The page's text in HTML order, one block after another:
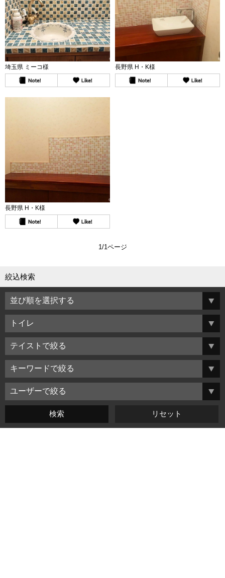
埼玉県 ミーコ様 長野県 H・K様
長野県 H・K様
1/1ページ
絞込検索